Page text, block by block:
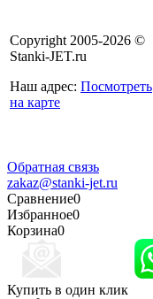
Copyright 2005-2026 ©
Stanki-JET.ru
Наш адрес: Посмотреть
на карте
Обратная связь
zakaz@stanki-jet.ru
Сравнение0
Избранное0
Корзина0
Купить в один клик